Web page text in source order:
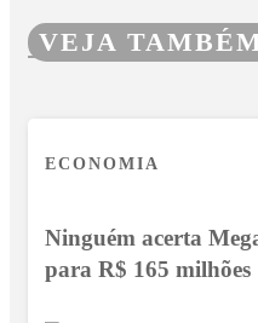
VEJA
ECONOMIA
Ninguém acerta
para R$ 165 milhões